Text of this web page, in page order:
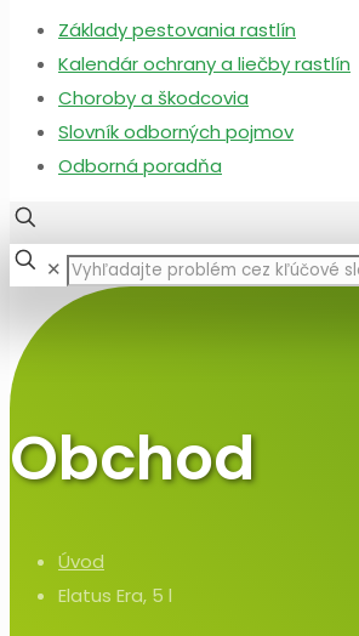
Základy pestovania rastlín
Kalendár ochrany a liečby rastlín
Choroby a škodcovia
Slovník odborných pojmov
Odborná poradňa
✕
Obchod
Úvod
Elatus Era, 5 l